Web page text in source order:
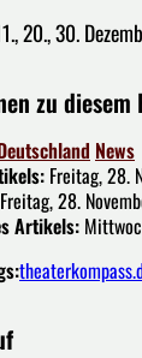
20., 30.
zu diesem
News
Freitag, 28.
Freitag, 28.
Artikels: